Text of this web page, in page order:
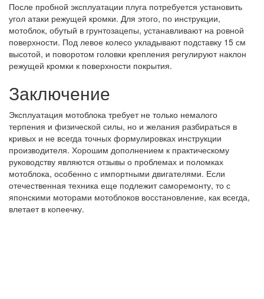
После пробной эксплуатации плуга потребуется установить
угол атаки режущей кромки. Для этого, по инструкции,
мотоблок, обутый в грунтозацепы, устанавливают на ровной
поверхности. Под левое колесо укладывают подставку 15 см
высотой, и поворотом головки крепления регулируют наклон
режущей кромки к поверхности покрытия.
Заключение
Эксплуатация мотоблока требует не только немалого
терпения и физической силы, но и желания разбираться в
кривых и не всегда точных формулировках инструкции
производителя. Хорошим дополнением к практическому
руководству являются отзывы о проблемах и поломках
мотоблока, особенно с импортными двигателями. Если
отечественная техника еще подлежит саморемонту, то с
японскими моторами мотоблоков восстановление, как всегда,
влетает в копеечку.